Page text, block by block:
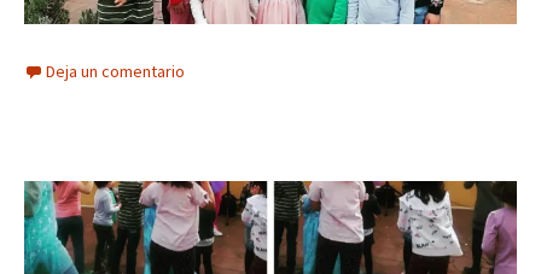
Deja un comentario